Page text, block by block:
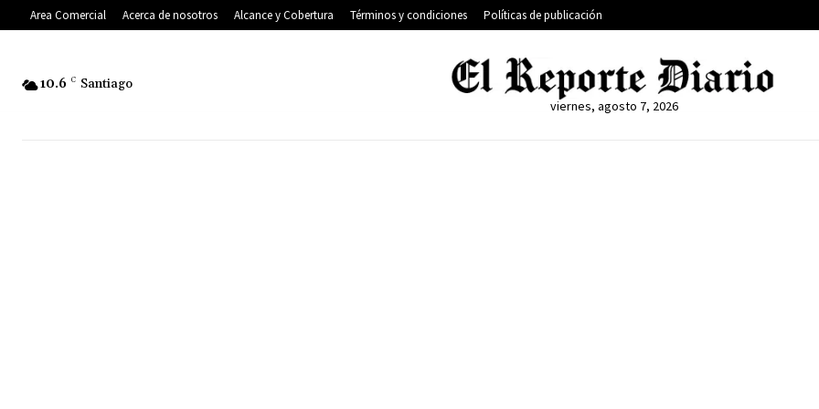
Area Comercial Acerca de nosotros Alcance y Cobertura Términos y condiciones Políticas de publicación
10.6 C Santiago
viernes, agosto 7, 2026